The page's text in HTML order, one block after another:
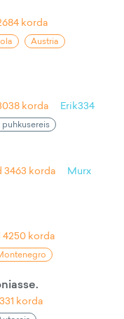
korda
Austria
korda Erik334
3463 korda Murx
4250 korda
331 korda